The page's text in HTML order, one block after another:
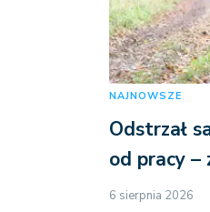
NAJNOWSZE
Odstrzał
od pracy –
6 sierpnia 2026